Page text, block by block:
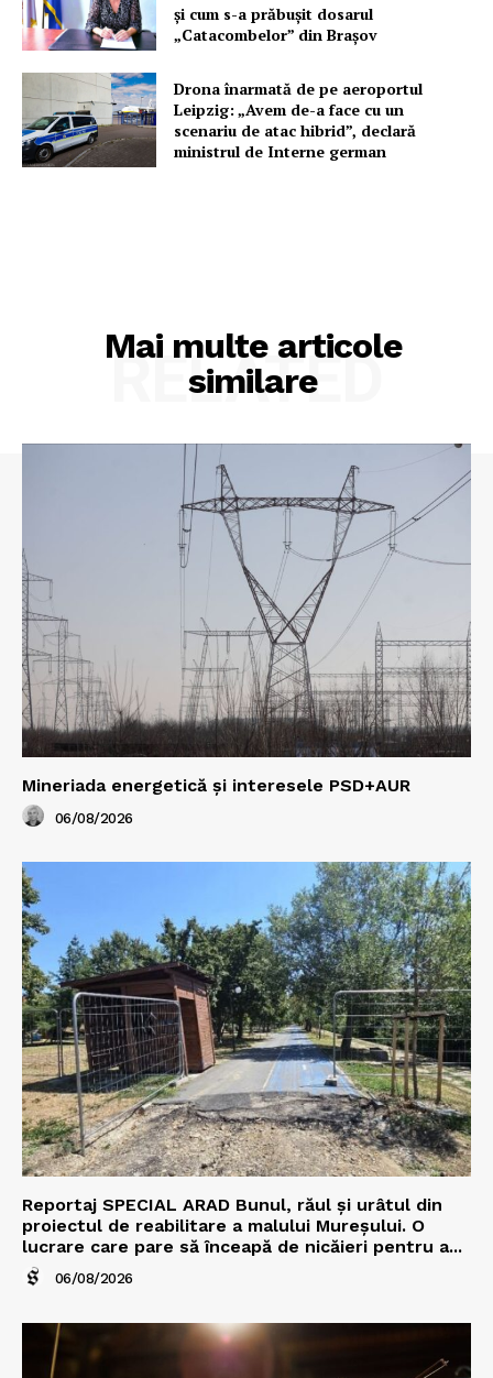
și cum s-a prăbușit dosarul
„Catacombelor” din Brașov
Drona înarmată de pe aeroportul
Leipzig: „Avem de-a face cu un
scenariu de atac hibrid”, declară
ministrul de Interne german
Mai multe articole
similare
RELATED
Mineriada energetică și interesele PSD+AUR
06/08/2026
Reportaj SPECIAL ARAD Bunul, răul și urâtul din
proiectul de reabilitare a malului Mureșului. O
lucrare care pare să înceapă de nicăieri pentru a...
06/08/2026